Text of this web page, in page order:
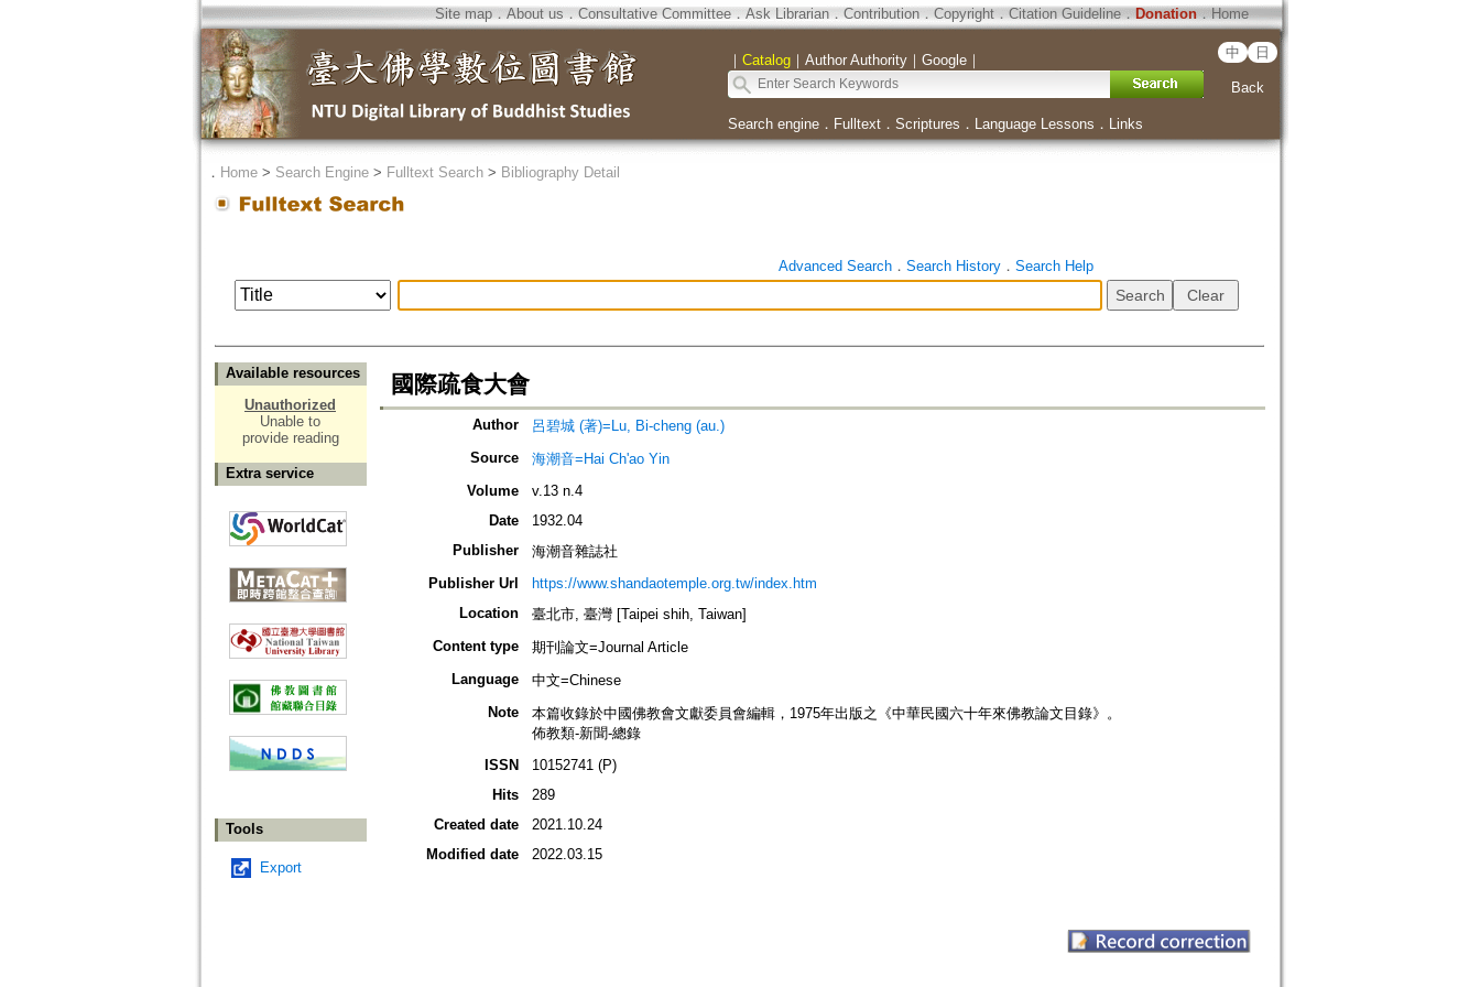
Site map．About us ． Consultative Committee． Ask Librarian． Contribution．Copyright．Citation Guideline． Donation．Home
｜ Catalog｜ Author Authority｜ Google｜ 中 日
Back
Search engine． Fulltext． Scriptures ． Language Lessons ． Links
． Home> Search Engine> Fulltext Search> Bibliography Detail
Advanced Search． Search History． Search Help
Available resources
Unauthorized
Unable to
provide reading
Extra service
Tools
Export
國際疏食大會
Author
呂碧城 (著)=Lu, Bi-cheng (au.)
Source
海潮音=Hai Ch'ao Yin
Volume
v.13 n.4
Date
1932.04
Publisher
海潮音雜誌社
Publisher Url
https://www.shandaotemple.org.tw/index.htm
Location
臺北市, 臺灣 [Taipei shih, Taiwan]
Content type
期刊論文=Journal Article
Language
中文=Chinese
Note
本篇收錄於中國佛教會文獻委員會編輯，1975年出版之《中華民國六十年來佛教論文目錄》。
佈教類-新聞-總錄
ISSN
10152741 (P)
Hits
289
Created date
2021.10.24
Modified date
2022.03.15